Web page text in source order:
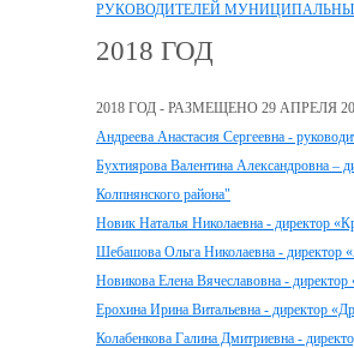
РУКОВОДИТЕЛЕЙ
2018 ГОД
2018 ГОД - РАЗМЕЩЕНО 29 АПРЕЛЯ
Андреева Анастасия Сергеевна -
Бухтиярова Валентина Александровна –
Колпнянского района"
Новик Наталья Николаевна - директор
Шебашова Ольга Николаевна - директор
Новикова Елена Вячеславовна -
Ерохина Ирина Витальевна - директор
Колабенкова Галина Дмитриевна -